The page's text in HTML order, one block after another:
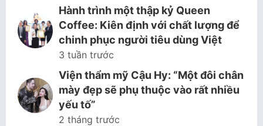
Hành trình một thập kỷ Queen
Coffee: Kiên định với chất lượng để
chinh phục người tiêu dùng Việt
3 tuần trước
Viện thẩm mỹ Cậu Hy: “Một đôi chân
mày đẹp sẽ phụ thuộc vào rất nhiều
yếu tố”
2 tháng trước